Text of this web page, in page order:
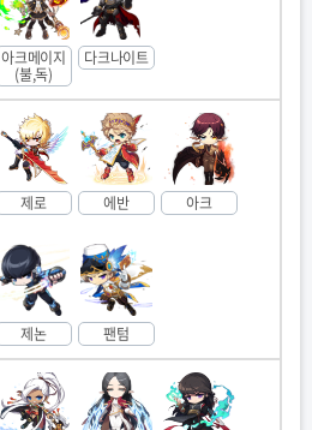
아크메이지
(불,독)
다크나이트
제로 에반 아크
제논 팬텀